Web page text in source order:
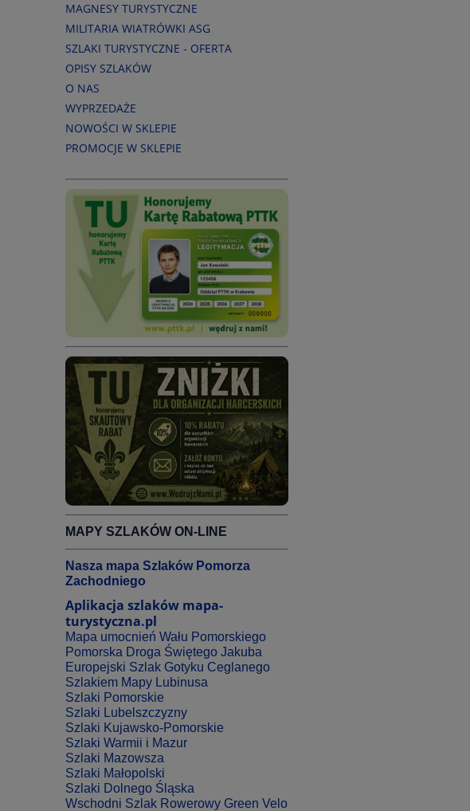
MAGNESY TURYSTYCZNE
MILITARIA WIATRÓWKI ASG
SZLAKI TURYSTYCZNE - OFERTA
OPISY SZLAKÓW
O NAS
WYPRZEDAŻE
NOWOŚCI W SKLEPIE
PROMOCJE W SKLEPIE
MAPY SZLAKÓW ON-LINE
Nasza mapa Szlaków Pomorza
Zachodniego
Aplikacja szlaków mapa-
turystyczna.pl
Mapa umocnień Wału Pomorskiego
Pomorska Droga Świętego Jakuba
Europejski Szlak Gotyku Ceglanego
Szlakiem Mapy Lubinusa
Szlaki Pomorskie
Szlaki Lubelszczyzny
Szlaki Kujawsko-Pomorskie
Szlaki Warmii i Mazur
Szlaki Mazowsza
Szlaki Małopolski
Szlaki Dolnego Śląska
Wschodni Szlak Rowerowy Green Velo